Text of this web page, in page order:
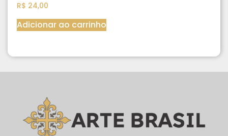
R$ 24,00
Adicionar ao carrinho